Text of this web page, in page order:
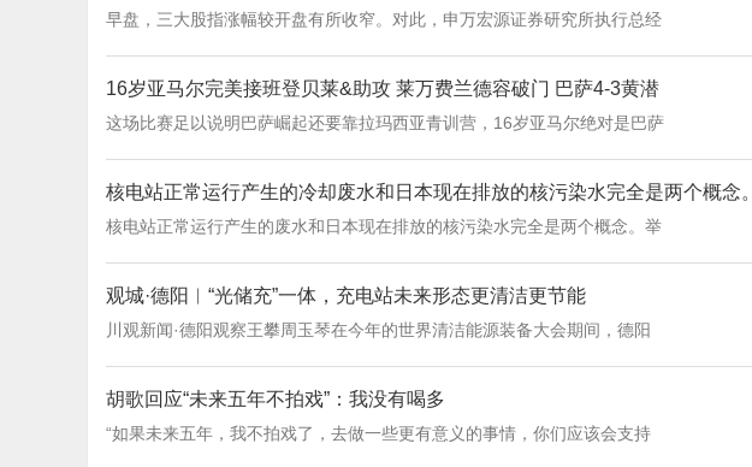
早盘，三大股指涨幅较开盘有所收窄。对此，申万宏源证券研究所执行总经
16岁亚马尔完美接班登贝莱&助攻 莱万费兰德容破门 巴萨4-3黄潜
这场比赛足以说明巴萨崛起还要靠拉玛西亚青训营，16岁亚马尔绝对是巴萨
核电站正常运行产生的冷却废水和日本现在排放的核污染水完全是两个概念。
核电站正常运行产生的废水和日本现在排放的核污染水完全是两个概念。举
观城·德阳︱“光储充”一体，充电站未来形态更清洁更节能
川观新闻·德阳观察王攀周玉琴在今年的世界清洁能源装备大会期间，德阳
胡歌回应“未来五年不拍戏”：我没有喝多
“如果未来五年，我不拍戏了，去做一些更有意义的事情，你们应该会支持